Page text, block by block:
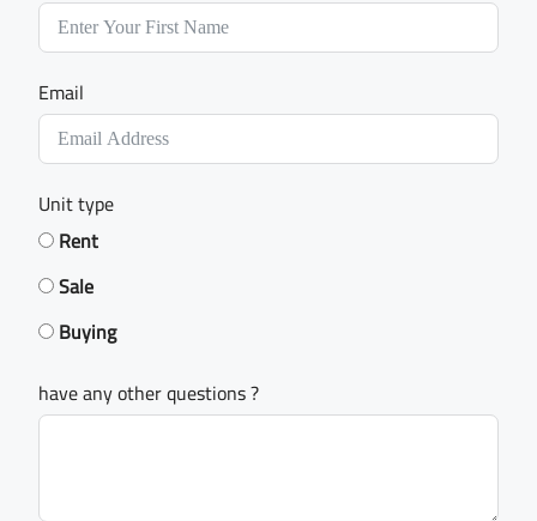
Email
Unit type
Rent
Sale
Buying
have any other questions ?